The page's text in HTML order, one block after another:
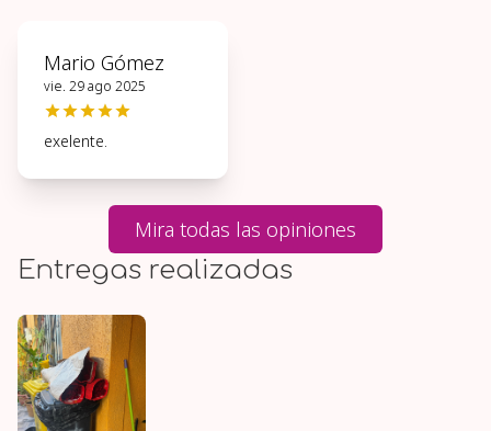
Mario Gómez
vie. 29 ago 2025
exelente.
Mira todas las opiniones
Entregas realizadas